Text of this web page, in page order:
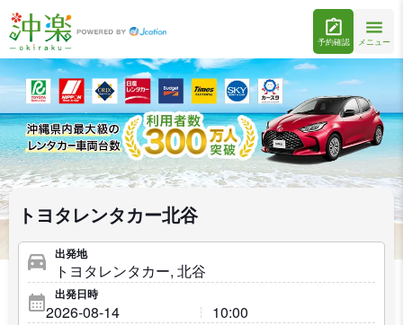
予約確認 メニュー
トヨタレンタカー北谷
出発地
出発日時